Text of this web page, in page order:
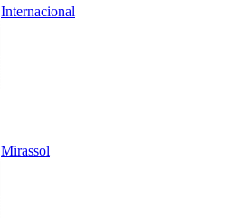
Internacional
Mirassol